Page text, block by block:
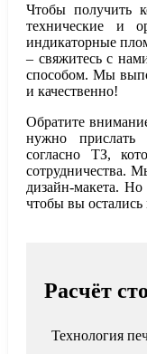
Чтобы получить
технические и
индикаторные
– свяжитесь с
способом. Мы
и качественно!
Обратите
нужно прислать
согласно ТЗ,
сотрудничества.
дизайн-макета.
чтобы вы
Расчёт
Технология